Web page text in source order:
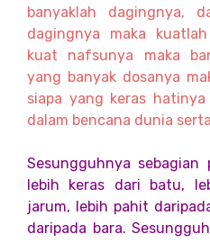
banyaklah dagingnya,
dagingnya maka
kuat nafsunya maka
yang banyak dosanya
siapa yang keras
dalam bencana dunia
Sesungguhnya
lebih keras dari batu,
jarum, lebih pahit
daripada bara.